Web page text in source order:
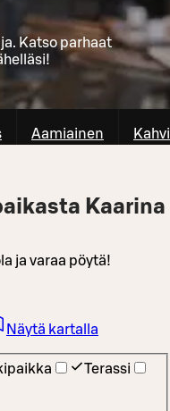
Katso parhaat
Aamiainen
Kaarina
ja varaa pöytä!
Terassi
Näytä kartalla